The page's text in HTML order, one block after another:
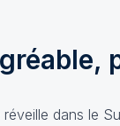
dans le